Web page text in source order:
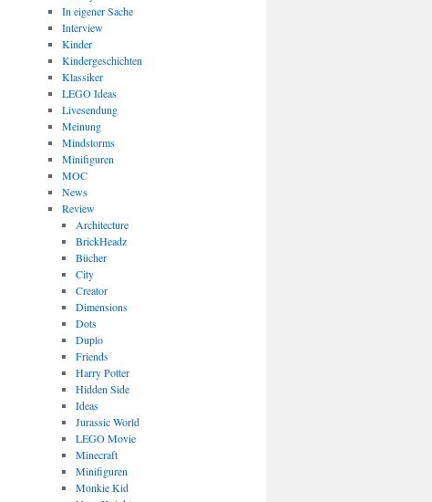
In eigener Sache
Interview
Kinder
Kindergeschichten
Klassiker
LEGO Ideas
Livesendung
Meinung
Mindstorms
Minifiguren
MOC
News
Review
Architecture
BrickHeadz
Bücher
City
Creator
Dimensions
Dots
Duplo
Friends
Harry Potter
Hidden Side
Ideas
Jurassic World
LEGO Movie
Minecraft
Minifiguren
Monkie Kid